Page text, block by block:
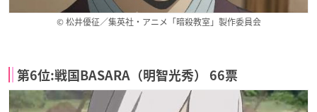
© 松井優征／集英社・アニメ「暗殺教室」製作委員会
第6位:戦国BASARA（明智光秀） 66票